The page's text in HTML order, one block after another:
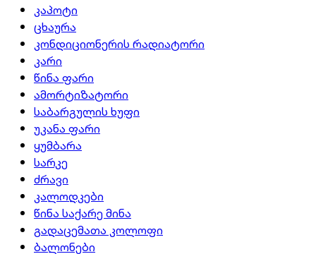
კაპოტი
ცხაურა
კონდიციონერის რადიატორი
კარი
წინა ფარი
ამორტიზატორი
საბარგულის ხუფი
უკანა ფარი
ყუმბარა
სარკე
ძრავი
კალოდკები
წინა საქარე მინა
გადაცემათა კოლოფი
ბალონები